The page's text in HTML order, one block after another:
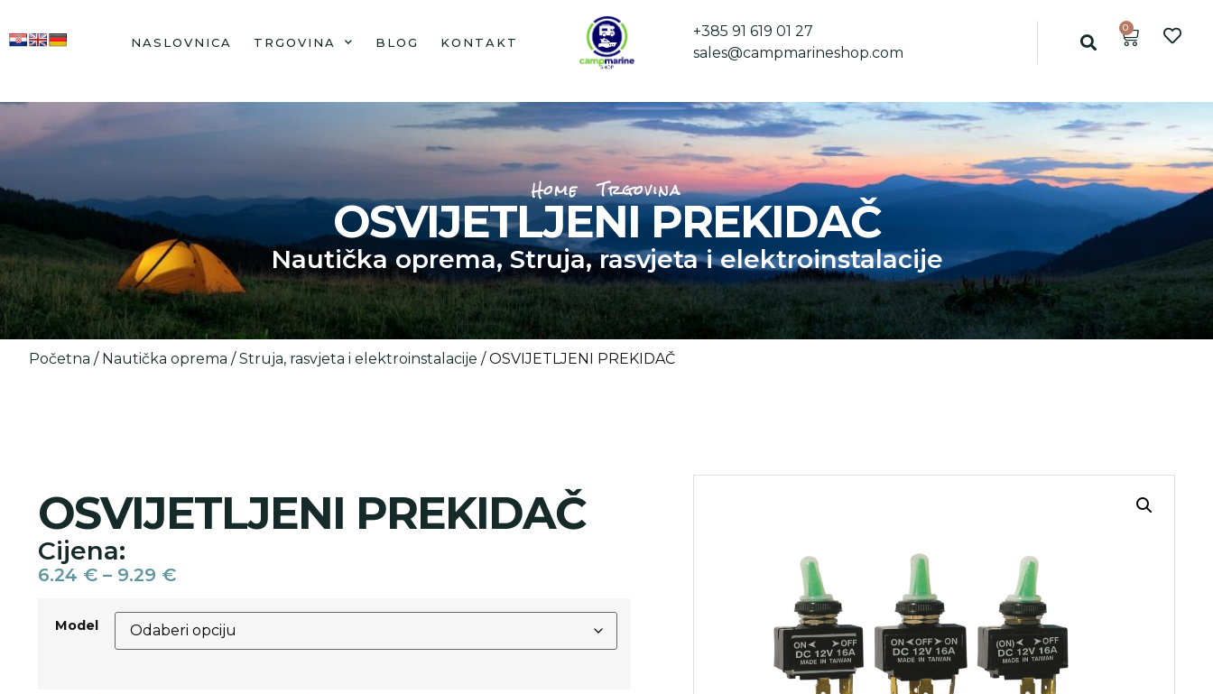
NASLOVNICA TRGOVINA BLOG KONTAKT
+385 91 619 01 27
sales@campmarineshop.com
0
Home Trgovina
OSVIJETLJENI PREKIDAČ
Nautička oprema, Struja, rasvjeta i elektroinstalacije
Početna / Nautička oprema /Struja, rasvjeta i elektroinstalacije / OSVIJETLJENI PREKIDAČ
OSVIJETLJENI PREKIDAČ
Cijena:
6.24 € – 9.29 €
Model